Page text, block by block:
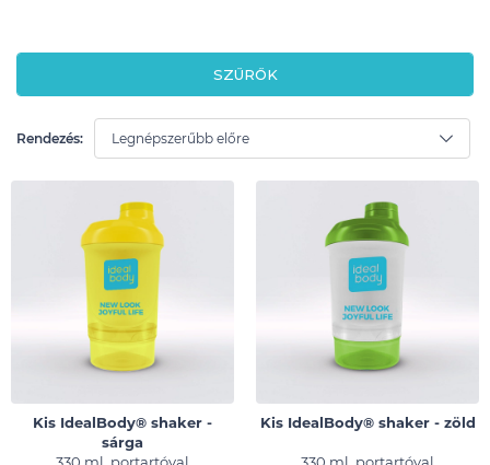
SZŰRŐK
Rendezés:
Kis IdealBody® shaker -
sárga
Kis IdealBody® shaker - zöld